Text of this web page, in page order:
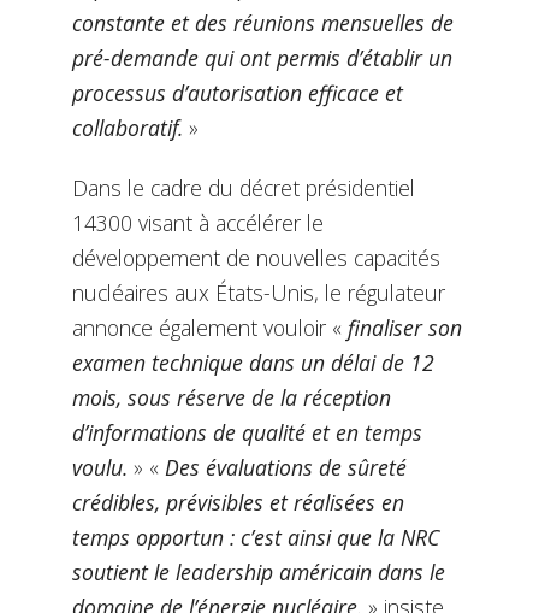
constante et des réunions mensuelles de
pré-demande qui ont permis d’établir un
processus d’autorisation efficace et
collaboratif. »
Dans le cadre du décret présidentiel
14300 visant à accélérer le
développement de nouvelles capacités
nucléaires aux États-Unis, le régulateur
annonce également vouloir « finaliser son
examen technique dans un délai de 12
mois, sous réserve de la réception
d’informations de qualité et en temps
voulu. » « Des évaluations de sûreté
crédibles, prévisibles et réalisées en
temps opportun : c’est ainsi que la NRC
soutient le leadership américain dans le